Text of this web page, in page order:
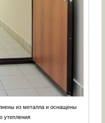
из металла и оснащены
утепления